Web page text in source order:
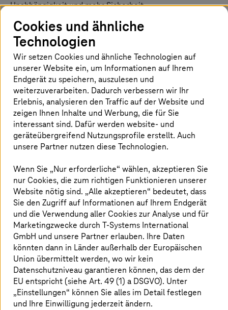
Unabhängigkeit und mehr Sicherheit.
Partnerschaft mit Scheer Gruppe im Bereich
Prozess-Agentisierung
Scheer Gruppe bietet Lösungen überT Cloud Publicund
nutzt Industrial AI Cloud-Infrastruktur.
Cookies und ähnliche
Technologien
Wir setzen Cookies und ähnliche Technologien auf
unserer Website ein, um Informationen auf Ihrem
Endgerät zu speichern, auszulesen und
weiterzuverarbeiten. Dadurch verbessern wir Ihr
Erlebnis, analysieren den Traffic auf der Website und
zeigen Ihnen Inhalte und Werbung, die für Sie
interessant sind. Dafür werden website- und
geräteübergreifend Nutzungsprofile erstellt. Auch
unsere Partner nutzen diese Technologien.
Wenn Sie „Nur erforderliche“ wählen, akzeptieren Sie
nur Cookies, die zum richtigen Funktionieren unserer
Website nötig sind. „Alle akzeptieren“ bedeutet, dass
Sie den Zugriff auf Informationen auf Ihrem Endgerät
und die Verwendung aller Cookies zur Analyse und für
Marketingzwecke durchT-Systems International
GmbH und unsere Partner erlauben. Ihre Daten
könnten dann in Länder außerhalb der Europäischen
Union übermittelt werden, wo wir kein
Datenschutzniveau garantieren können, das dem der
EU entspricht (siehe Art. 49 (1) a DSGVO). Unter
„Einstellungen“ können Sie alles im Detail festlegen
und Ihre Einwilligung jederzeit ändern.